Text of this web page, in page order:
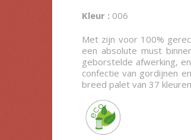
Kleur : 006
Met zijn voor 100%
een absolute must
geborstelde afwerking,
confectie van gordijnen
breed palet van 37